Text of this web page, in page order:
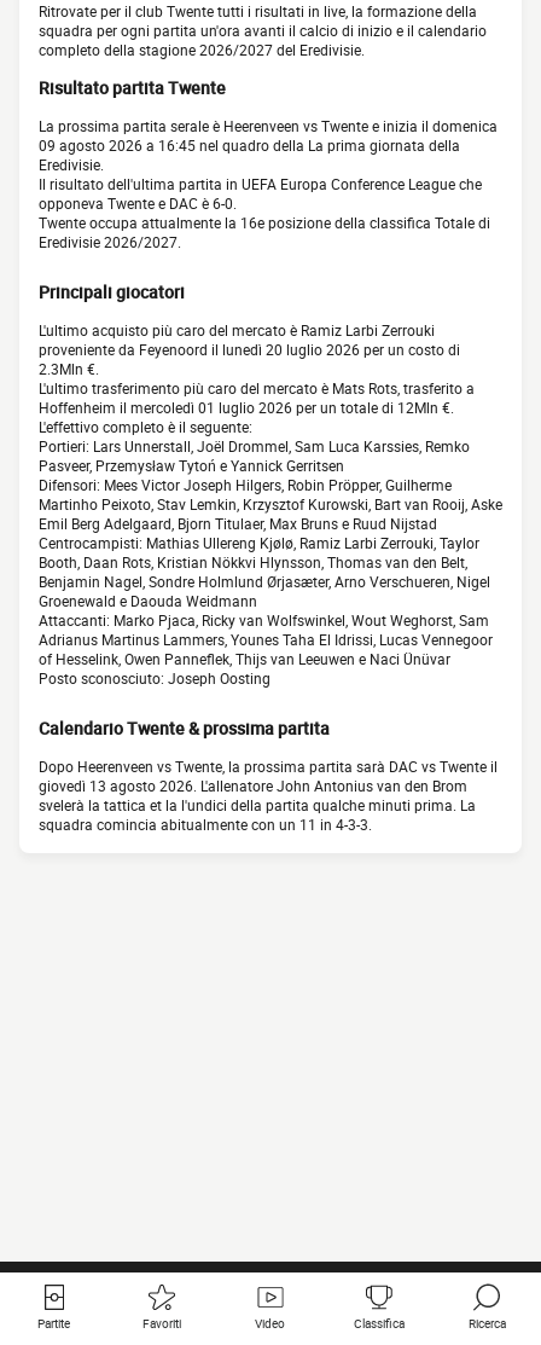
Ritrovate per il club Twente tutti i risultati in live, la formazione della
squadra per ogni partita un'ora avanti il calcio di inizio e il calendario
completo della stagione 2026/2027 del Eredivisie.
Risultato partita Twente
La prossima partita serale è Heerenveen vs Twente e inizia il domenica
09 agosto 2026 a 16:45 nel quadro della La prima giornata della
Eredivisie.
Il risultato dell'ultima partita in UEFA Europa Conference League che
opponeva Twente e DAC è 6-0.
Twente occupa attualmente la 16e posizione della classifica Totale di
Eredivisie 2026/2027.
Principali giocatori
L'ultimo acquisto più caro del mercato è Ramiz Larbi Zerrouki
proveniente da Feyenoord il lunedì 20 luglio 2026 per un costo di
2.3Mln €.
L'ultimo trasferimento più caro del mercato è Mats Rots, trasferito a
Hoffenheim il mercoledì 01 luglio 2026 per un totale di 12Mln €.
L'effettivo completo è il seguente:
Portieri: Lars Unnerstall, Joël Drommel, Sam Luca Karssies, Remko
Pasveer, Przemysław Tytoń e Yannick Gerritsen
Difensori: Mees Victor Joseph Hilgers, Robin Pröpper, Guilherme
Martinho Peixoto, Stav Lemkin, Krzysztof Kurowski, Bart van Rooij, Aske
Emil Berg Adelgaard, Bjorn Titulaer, Max Bruns e Ruud Nijstad
Centrocampisti: Mathias Ullereng Kjølø, Ramiz Larbi Zerrouki, Taylor
Booth, Daan Rots, Kristian Nökkvi Hlynsson, Thomas van den Belt,
Benjamin Nagel, Sondre Holmlund Ørjasæter, Arno Verschueren, Nigel
Groenewald e Daouda Weidmann
Attaccanti: Marko Pjaca, Ricky van Wolfswinkel, Wout Weghorst, Sam
Adrianus Martinus Lammers, Younes Taha El Idrissi, Lucas Vennegoor
of Hesselink, Owen Panneflek, Thijs van Leeuwen e Naci Ünüvar
Posto sconosciuto: Joseph Oosting
Calendario Twente & prossima partita
Dopo Heerenveen vs Twente, la prossima partita sarà DAC vs Twente il
giovedì 13 agosto 2026. L'allenatore John Antonius van den Brom
svelerà la tattica et la l'undici della partita qualche minuti prima. La
squadra comincia abitualmente con un 11 in 4-3-3.
Partite Favoriti Video Classifica Ricerca